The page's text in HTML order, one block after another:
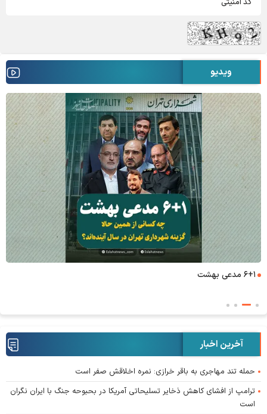
ویدیو
۶+۱ مدعی بهشت
آخرین اخبار
حمله تند مهاجری به باقر خرازی: نمره اخلاقش صفر است
ترامپ از افشای کاهش ذخایر تسلیحاتی آمریکا در بحبوحه جنگ با ایران نگران
است